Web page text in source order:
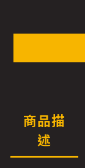
商品描
述